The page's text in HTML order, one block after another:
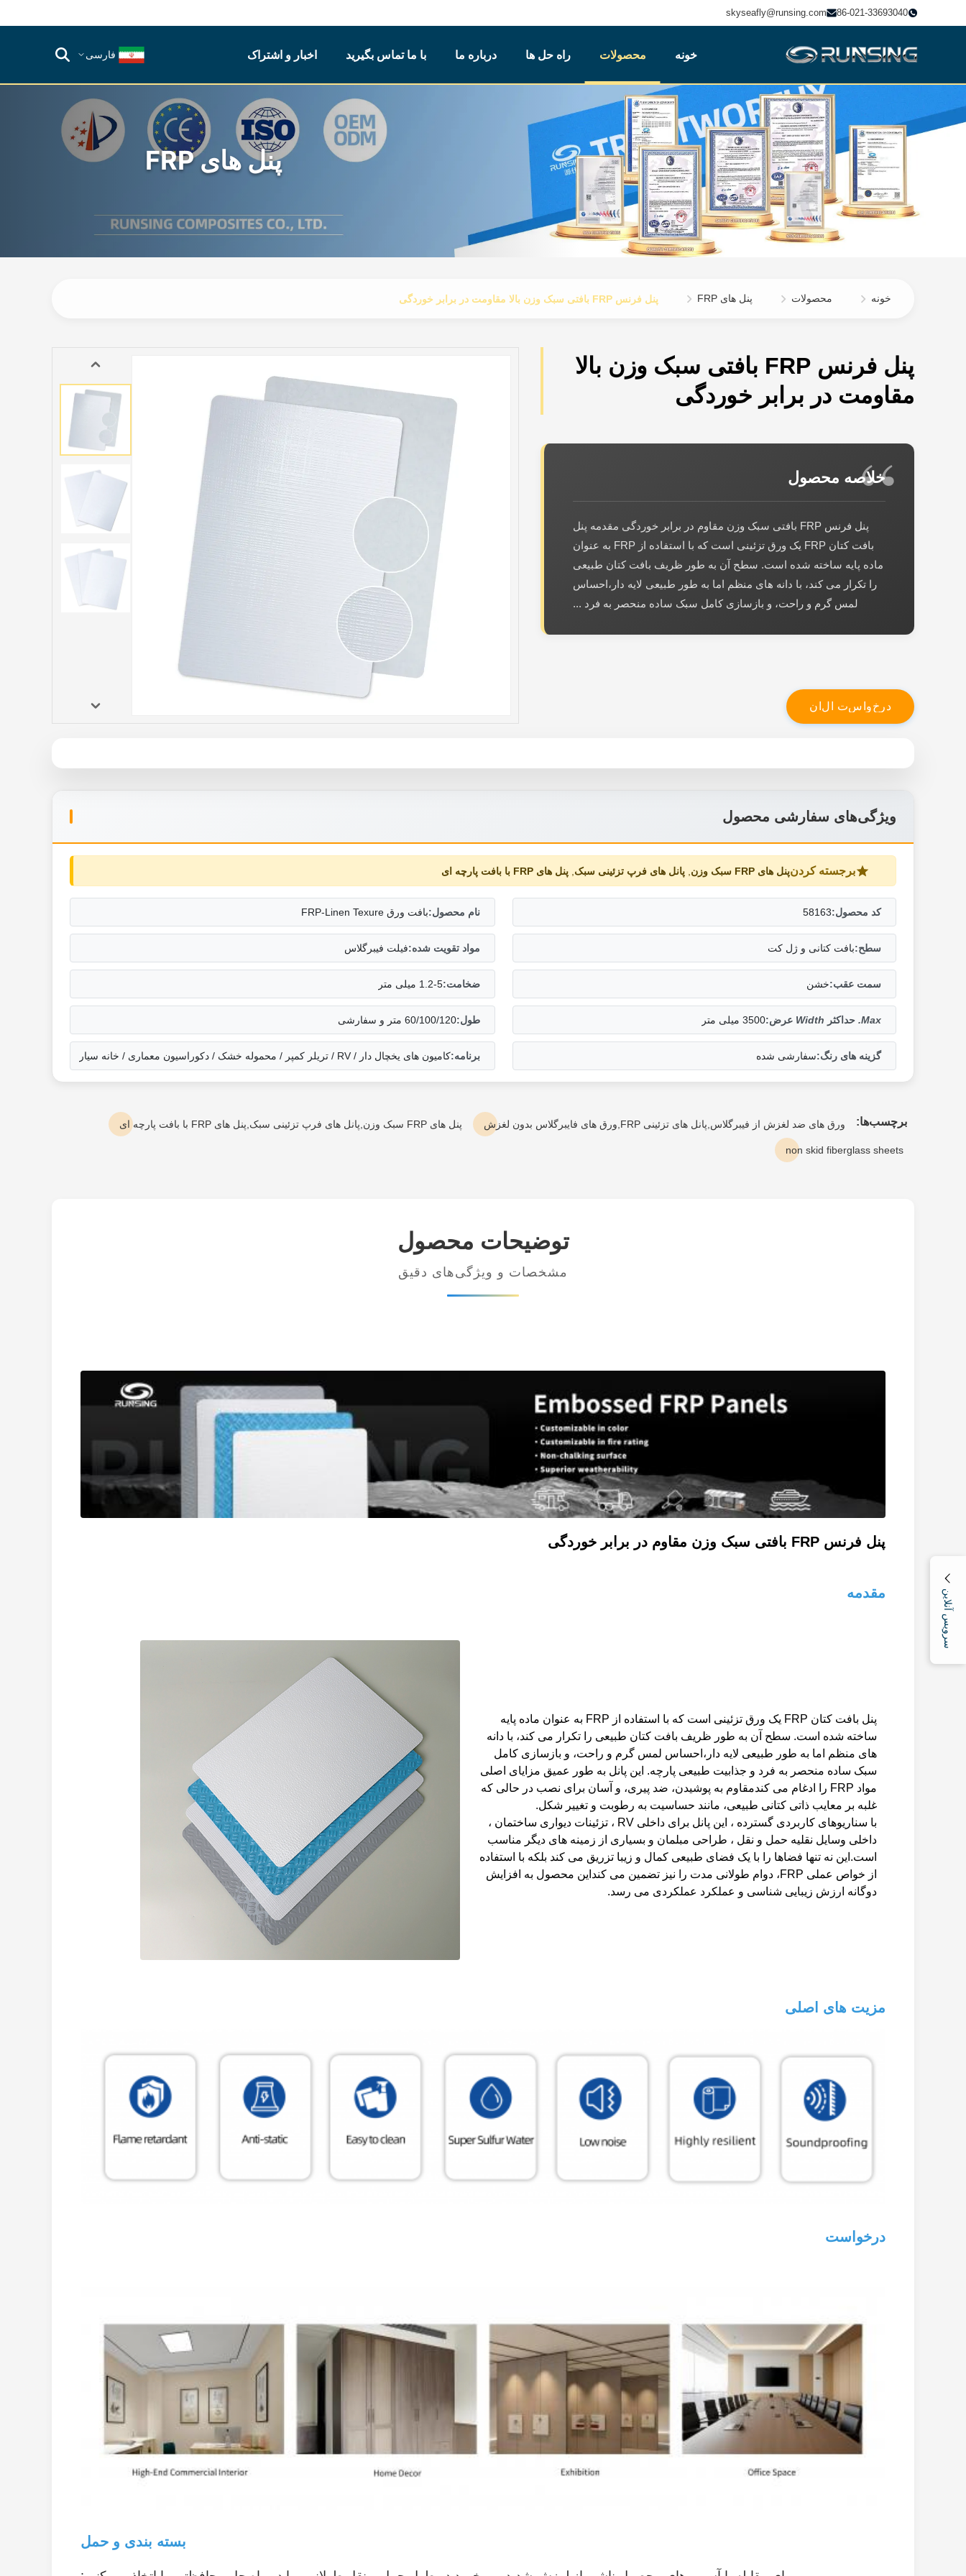
86-021-33693040
skyseafly@runsing.com
خونه محصولات راه حل ها درباره ما با ما تماس بگیرید اخبار و اشتراک فارسی
سرویس آنلاین
پنل های FRP
خونه محصولات پنل های FRP پنل فرنس FRP بافتی سبک وزن بالا مقاومت در برابر خوردگی
پنل فرنس FRP بافتی سبک وزن بالا
مقاومت در برابر خوردگی
خلاصه محصول
پنل فرنس FRP بافتی سبک وزن مقاوم در برابر خوردگی مقدمه پنل
بافت کتان FRP یک ورق تزئینی است که با استفاده از FRP به عنوان
ماده پایه ساخته شده است. سطح آن به طور ظریف بافت کتان طبیعی
را تکرار می کند، با دانه های منظم اما به طور طبیعی لایه دار،احساس
لمس گرم و راحت، و بازسازی کامل سبک ساده منحصر به فرد ...
در خو ست ل ن
ویژگی‌های سفارشی محصول
برجسته کردنپنل های FRP سبک وزن پانل های فرپ تزئینی سبک پنل های FRP با بافت پارچه ای
کد محصول:58163 نام محصول:بافت ورق FRP-Linen Texure
سطح:بافت کتانی و ژل کت مواد تقویت شده:فیلت فیبرگلاس
سمت عقب:خشن ضخامت:1.2-5 میلی متر
Max. حداکثر Width عرض:3500 میلی متر طول:60/100/120 متر و سفارشی
گزینه های رنگ:سفارشی شده برنامه:کامیون های یخچال دار / RV / تریلر کمپر / محموله خشک / دکوراسیون معماری / خانه سیار
برچسب‌ها: ورق های ضد لغزش از فیبرگلاس,پانل های تزئینی FRP,ورق های فایبرگلاس بدون لغزش پنل های FRP سبک وزن,پانل های فرپ تزئینی سبک,پنل های FRP با بافت پارچه ای
non skid fiberglass sheets
توضیحات محصول
مشخصات و ویژگی‌های دقیق
پنل فرنس FRP بافتی سبک وزن مقاوم در برابر خوردگی
مقدمه
پنل بافت کتان FRP یک ورق تزئینی است که با استفاده از FRP به عنوان ماده پایه
ساخته شده است. سطح آن به طور ظریف بافت کتان طبیعی را تکرار می کند، با دانه
های منظم اما به طور طبیعی لایه دار،احساس لمس گرم و راحت، و بازسازی کامل
سبک ساده منحصر به فرد و جذابیت طبیعی پارچه. این پانل به طور عمیق مزایای اصلی
مواد FRP را ادغام می کندمقاوم به پوشیدن، ضد پیری، و آسان برای نصب در حالی که
غلبه بر معایب ذاتی کتانی طبیعی، مانند حساسیت به رطوبت و تغییر شکل.
با سناریوهای کاربردی گسترده ، این پانل برای داخلی RV ، تزئینات دیواری ساختمان ،
داخلی وسایل نقلیه حمل و نقل ، طراحی مبلمان و بسیاری از زمینه های دیگر مناسب
است.این نه تنها فضاها را با یک فضای طبیعی کمال و زیبا تزریق می کند بلکه با استفاده
از خواص عملی FRP، دوام طولانی مدت را نیز تضمین می کنداین محصول به افزایش
دوگانه ارزش زیبایی شناسی و عملکرد عملکردی می رسد.
مزیت های اصلی
درخواست
بسته بندی و حمل